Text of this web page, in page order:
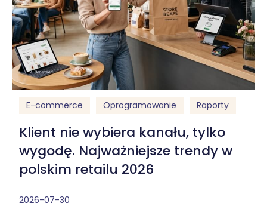
E-commerce Oprogramowanie Raporty
Klient nie wybiera kanału, tylko
wygodę. Najważniejsze trendy w
polskim retailu 2026
2026-07-30